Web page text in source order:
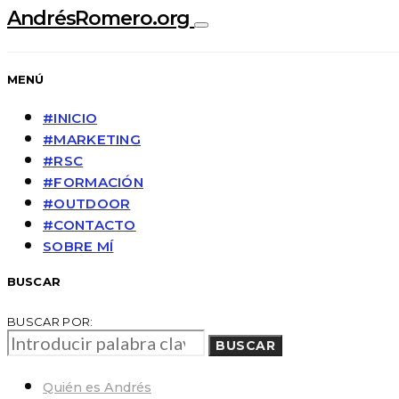
AndrésRomero.org
MENÚ
#INICIO
#MARKETING
#RSC
#FORMACIÓN
#OUTDOOR
#CONTACTO
SOBRE MÍ
BUSCAR
BUSCAR POR:
BUSCAR
Quién es Andrés